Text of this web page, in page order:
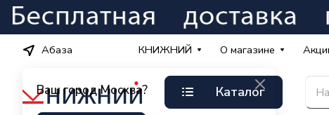
Абаза
Ваш город Москва?
КНИЖНИЙ О магазине
Каталог